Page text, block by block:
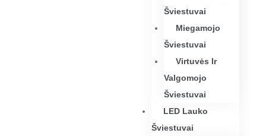
Šviestuvai
Miegamojo
Šviestuvai
Virtuvės Ir
Valgomojo
Šviestuvai
LED Lauko
Šviestuvai